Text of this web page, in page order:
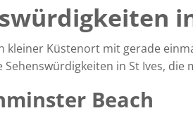
kleiner Küstenort mit gerade
Sehenswürdigkeiten in St Ives, die
Beach